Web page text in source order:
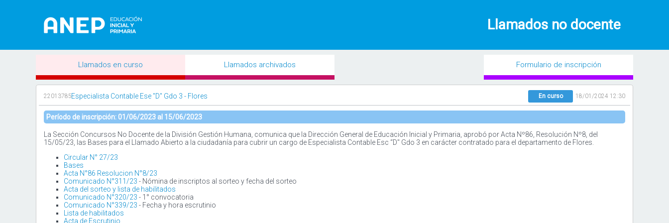
Llamados no docente
Llamados en curso Llamados archivados Formulario de inscripción
22013785Especialista Contable Ese "D" Gdo 3 - Flores 18/01/2024 12:30
En curso
Período de inscripción: 01/06/2023 al 15/06/2023
La Sección Concursos No Docente de la División Gestión Humana, comunica que la Dirección General de Educación Inicial y Primaria, aprobó por Acta Nº86, Resolución Nº8, del
15/05/23, las Bases para el Llamado Abierto a la ciudadanía para cubrir un cargo de Especialista Contable Esc “D" Gdo 3 en carácter contratado para el departamento de Flores.
Circular N° 27/23
Bases
Acta N°86 Resolucion N°8/23
Comunicado N°311/23 - Nómina de inscriptos al sorteo y fecha del sorteo
Acta del sorteo y lista de habilitados
Comunicado N°320/23 - 1° convocatoria
Comunicado N°339/23 - Fecha y hora escrutinio
Lista de habilitados
Acta de Escrutinio